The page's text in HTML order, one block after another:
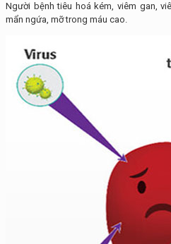
Người bệnh tiêu hoá kém, viêm gan,
mẩn ngứa, mỡ trong máu cao.